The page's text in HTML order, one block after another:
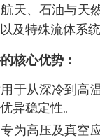
天、石油与天
及特殊流体系统
核心优势：
于从深冷到高
异稳定性。
专为高压及真空